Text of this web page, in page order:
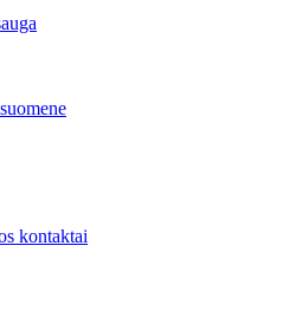
kontaktai